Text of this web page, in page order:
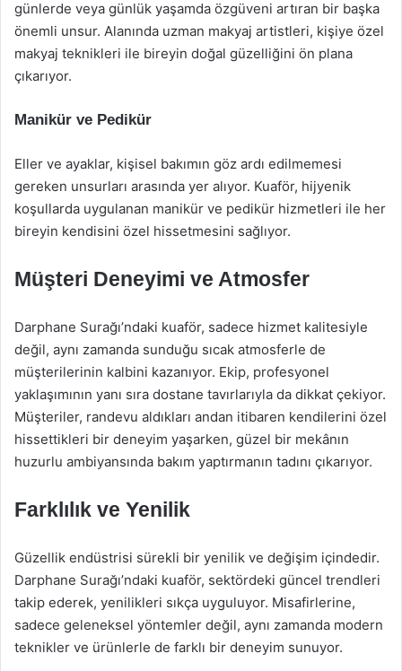
günlerde veya günlük yaşamda özgüveni artıran bir başka
önemli unsur. Alanında uzman makyaj artistleri, kişiye özel
makyaj teknikleri ile bireyin doğal güzelliğini ön plana
çıkarıyor.
Manikür ve Pedikür
Eller ve ayaklar, kişisel bakımın göz ardı edilmemesi
gereken unsurları arasında yer alıyor. Kuaför, hijyenik
koşullarda uygulanan manikür ve pedikür hizmetleri ile her
bireyin kendisini özel hissetmesini sağlıyor.
Müşteri Deneyimi ve Atmosfer
Darphane Surağı’ndaki kuaför, sadece hizmet kalitesiyle
değil, aynı zamanda sunduğu sıcak atmosferle de
müşterilerinin kalbini kazanıyor. Ekip, profesyonel
yaklaşımının yanı sıra dostane tavırlarıyla da dikkat çekiyor.
Müşteriler, randevu aldıkları andan itibaren kendilerini özel
hissettikleri bir deneyim yaşarken, güzel bir mekânın
huzurlu ambiyansında bakım yaptırmanın tadını çıkarıyor.
Farklılık ve Yenilik
Güzellik endüstrisi sürekli bir yenilik ve değişim içindedir.
Darphane Surağı’ndaki kuaför, sektördeki güncel trendleri
takip ederek, yenilikleri sıkça uyguluyor. Misafirlerine,
sadece geleneksel yöntemler değil, aynı zamanda modern
teknikler ve ürünlerle de farklı bir deneyim sunuyor.